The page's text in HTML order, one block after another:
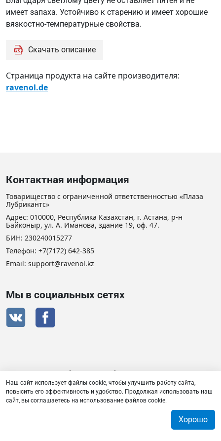
имеет запаха. Устойчиво к старению и имеет хорошие
вязкостно-температурные свойства.
Скачать описание
Страница продукта на сайте производителя:
ravenol.de
Контактная информация
Товарищество с ограниченной ответственностью «Плаза
Лубрикантс»
Адрес: 010000, Республика Казахстан, г. Астана, р-н
Байконыр, ул. А. Иманова, здание 19, оф. 47.
БИН: 230240015277
Телефон: +7(7172) 642-385
Email: support@ravenol.kz
Мы в социальных сетях
Сертификат дистрибьютора RAVENOL
Товарищество с ограниченной ответственностью «Плаза
Наш сайт использует файлы cookie, чтобы улучшить работу сайта,
повысить его эффективность и удобство. Продолжая использовать наш
сайт, вы соглашаетесь на использование файлов cookie.
Хорошо